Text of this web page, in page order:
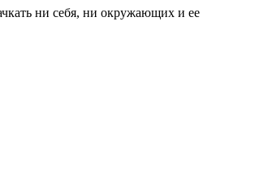
ни себя, ни окружающих и ее